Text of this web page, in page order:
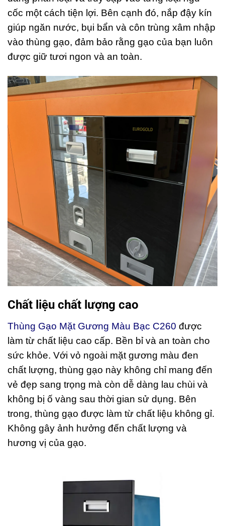
cốc một cách tiện lợi. Bên cạnh đó, nắp đậy kín
giúp ngăn nước, bụi bẩn và côn trùng xâm nhập
vào thùng gạo, đảm bảo rằng gạo của bạn luôn
được giữ tươi ngon và an toàn.
Chất liệu chất lượng cao
Thùng Gạo Mặt Gương Màu Bạc C260 được
làm từ chất liệu cao cấp. Bền bỉ và an toàn cho
sức khỏe. Với vỏ ngoài mặt gương màu đen
chất lượng, thùng gạo này không chỉ mang đến
vẻ đẹp sang trọng mà còn dễ dàng lau chùi và
không bị ố vàng sau thời gian sử dụng. Bên
trong, thùng gạo được làm từ chất liệu không gỉ.
Không gây ảnh hưởng đến chất lượng và
hương vị của gạo.